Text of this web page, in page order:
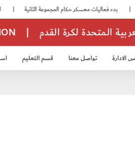
| المتحدة لكرة القدم
الادارة تواصل معنا قسم التعليم